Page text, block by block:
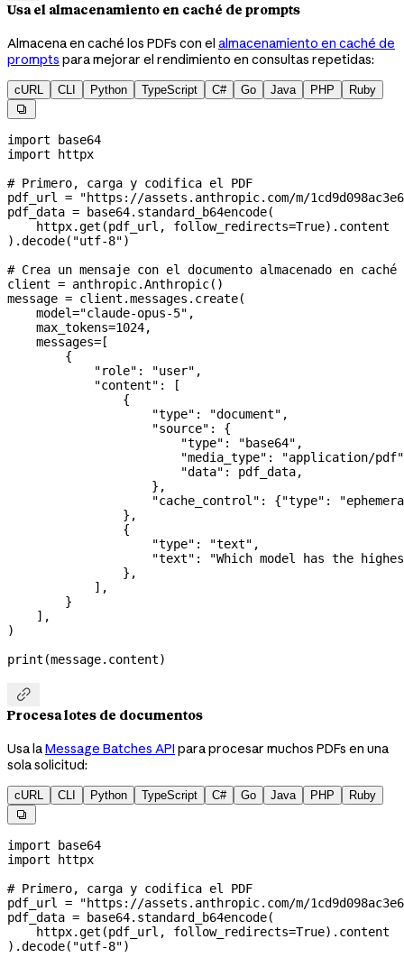
Usa el almacenamiento en caché de prompts
Almacena en caché los PDFs con el almacenamiento en caché de
prompts para mejorar el rendimiento en consultas repetidas:
cURL CLI Python TypeScript C# Go Java PHP Ruby

import base64
import httpx
# Primero, carga y codifica el PDF
pdf_url = "https://assets.anthropic.com/m/
pdf_data = base64.standard_b64encode(
    httpx.get(pdf_url,
follow_redirects=True).content
).decode( "utf-8")
# Crea un mensaje con el documento almacenado en caché
client = anthropic.Anthropic()
message = client.messages.create(
    model
="claude-opus-5" ,
    max_tokens
=1024,
    messages
= [
        {
            "role"
: "user" ,
            "content"
: [
                {
                    "type"
: "document" ,
                    "source"
: {
                        "type"
: "base64" ,
                        "media_type"
:
"application/pdf"
                        "data"
: pdf_data,
                    },
                    "cache_control"
: {"type" :
                },
                {
                    "type"
: "text" ,
                    "text"
:
"Which model has the
                },
            ],
        }
    ],
)
print (message.content)

Procesa lotes de documentos
Usa laMessage Batches API para procesar muchos PDFs en una
sola solicitud:
cURL CLI Python TypeScript C# Go Java PHP Ruby

import base64
import httpx
# Primero, carga y codifica el PDF
pdf_url = "https://assets.anthropic.com/m/
pdf_data = base64.standard_b64encode(
    httpx.get(pdf_url,
follow_redirects=True).content
).decode( "utf-8")